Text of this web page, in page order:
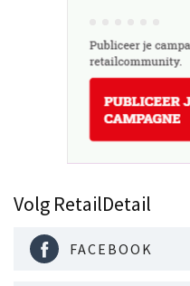
Volg RetailDetail
FACEBOOK